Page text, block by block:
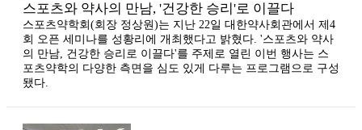
스포츠와 약사의 만남, '건강한 승리'로 이끌다
스포츠약학회(회장 정상원)는 지난 22일 대한약사회관에서 제4
회 오픈 세미나를 성황리에 개최했다고 밝혔다. '스포츠와 약사
의 만남, 건강한 승리로 이끌다'를 주제로 열린 이번 행사는 스
포츠약학의 다양한 측면을 심도 있게 다루는 프로그램으로 구성
됐다.